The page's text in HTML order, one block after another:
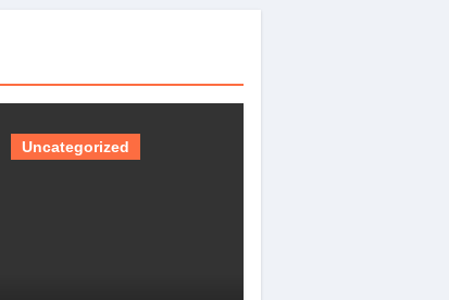
Uncategorized